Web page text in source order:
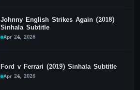
Johnny English Strikes Again (2018)
Sinhala Subtitle
Apr 24, 2026
Ford v Ferrari (2019) Sinhala Subtitle
Apr 24, 2026